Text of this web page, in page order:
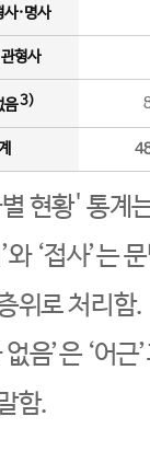
사·명사
형사
음3)
현황' 통계
와 ‘접사’는
위로 처리함.
음’은 ‘어
함.